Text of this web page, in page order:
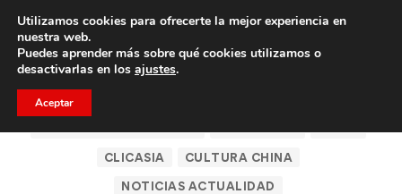
Trae a un amigo y llevaos un total de 75€ de descuento.
CLICASIA
CULTURA CHINA
NOTICIAS ACTUALIDAD
Utilizamos cookies para ofrecerte la mejor experiencia en
nuestra web.
Puedes aprender más sobre qué cookies utilizamos o
desactivarlas en los ajustes.
Aceptar